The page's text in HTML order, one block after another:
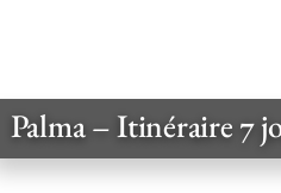
Palma – Itinéraire 7